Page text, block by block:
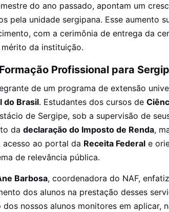
do ano passado, apontam um
pela unidade sergipana. Esse aumento
com a cerimônia de entrega da
da instituição.
Profissional para
de um programa de extensão
do Brasil. Estudantes dos cursos de
de Sergipe, sob a supervisão de
da declaração do Imposto de Renda,
acesso ao portal da Receita Federal e
de relevância pública.
Barbosa, coordenadora do NAF,
dos alunos na prestação desses
nossos alunos monitores em aplicar,